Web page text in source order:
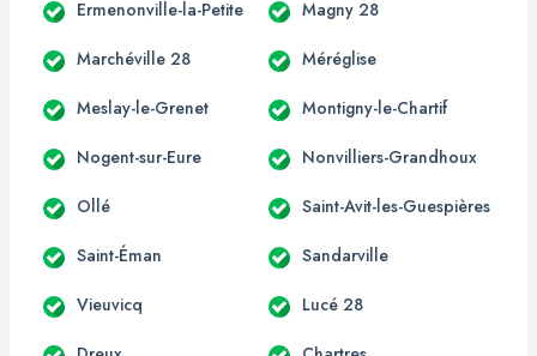
Ermenonville-la-Petite Magny 28
Marchéville 28 Méréglise
Meslay-le-Grenet Montigny-le-Chartif
Nogent-sur-Eure Nonvilliers-Grandhoux
Ollé Saint-Avit-les-Guespières
Saint-Éman Sandarville
Vieuvicq Lucé 28